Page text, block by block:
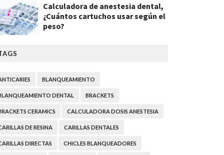
Calculadora de anestesia dental,
¿Cuántos cartuchos usar según el
peso?
BLANQUEAMIENTO
DENTAL BRACKETS
CERAMICS CALCULADORA DOSIS ANESTESIA
DE RESINA CARILLAS DENTALES
DIRECTAS CHICLES BLANQUEADORES